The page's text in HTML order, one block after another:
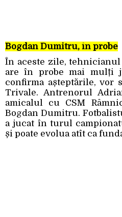
Bogdan Dumitru, în probe
În aceste zile,
are în probe mai mulți
confirma așteptările, vor
Trivale. Antrenorul
amicalul cu CSM
Bogdan Dumitru.
a jucat în turul
și poate evolua atît ca